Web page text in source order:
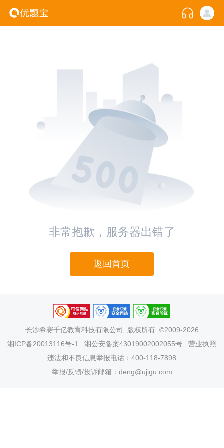
非常抱歉，服务器出错了
返回首页
长沙希赛千亿教育科技有限公司
版权所有 ©2009-2026
湘ICP备20013116号-1
湘公安备案43019002002055号
营业执照
违法和不良信息举报电话：400-118-7898
举报/反馈/投诉邮箱：deng@ujigu.com